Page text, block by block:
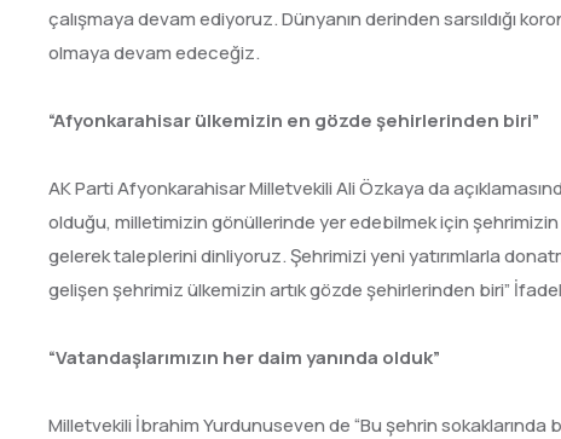
çalışmaya devam ediyoruz. Dünyanın derinden sarsıldığı
olmaya devam edeceğiz.
“Afyonkarahisar ülkemizin en gözde şehirlerinden biri”
AK Parti Afyonkarahisar Milletvekili Ali Özkaya da
olduğu, milletimizin gönüllerinde yer edebilmek için
gelerek taleplerini dinliyoruz. Şehrimizi yeni yatırımlarla
gelişen şehrimiz ülkemizin artık gözde şehirlerinden biri”
“Vatandaşlarımızın her daim yanında olduk”
Milletvekili İbrahim Yurdunuseven de “Bu şehrin